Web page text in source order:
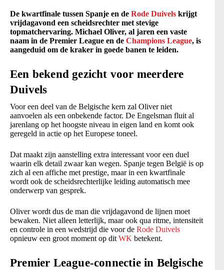
De kwartfinale tussen Spanje en de Rode Duivels krijgt
vrijdagavond een scheidsrechter met stevige
topmatchervaring. Michael Oliver, al jaren een vaste
naam in de Premier League en de Champions League, is
aangeduid om de kraker in goede banen te leiden.
Een bekend gezicht voor meerdere
Duivels
Voor een deel van de Belgische kern zal Oliver niet
aanvoelen als een onbekende factor. De Engelsman fluit al
jarenlang op het hoogste niveau in eigen land en komt ook
geregeld in actie op het Europese toneel.
Dat maakt zijn aanstelling extra interessant voor een duel
waarin elk detail zwaar kan wegen. Spanje tegen België is op
zich al een affiche met prestige, maar in een kwartfinale
wordt ook de scheidsrechterlijke leiding automatisch mee
onderwerp van gesprek.
Oliver wordt dus de man die vrijdagavond de lijnen moet
bewaken. Niet alleen letterlijk, maar ook qua ritme, intensiteit
en controle in een wedstrijd die voor de Rode Duivels
opnieuw een groot moment op dit WK betekent.
Premier League-connectie in Belgische